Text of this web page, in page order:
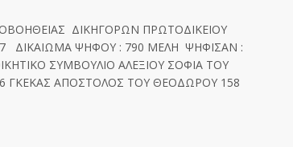
ΔΙΚΗΓΟΡΩΝ ΠΡΩΤΟΔΙΚΕΙΟΥ
ΔΙΚΑΙΩΜΑ ΨΗΦΟΥ : 790 ΜΕΛΗ ΨΗΦΙΣΑΝ :
ΣΥΜΒΟΥΛΙΟ ΑΛΕΞΙΟΥ ΣΟΦΙΑ ΤΟΥ
ΓΚΕΚΑΣ ΑΠΟΣΤΟΛΟΣ ΤΟΥ ΘΕΟΔΩΡΟΥ 158